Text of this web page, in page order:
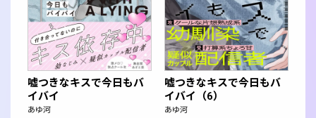
嘘つきなキスで今日もバ
イバイ
あゆ河
嘘つきなキスで今日もバ
イバイ（6）
あゆ河